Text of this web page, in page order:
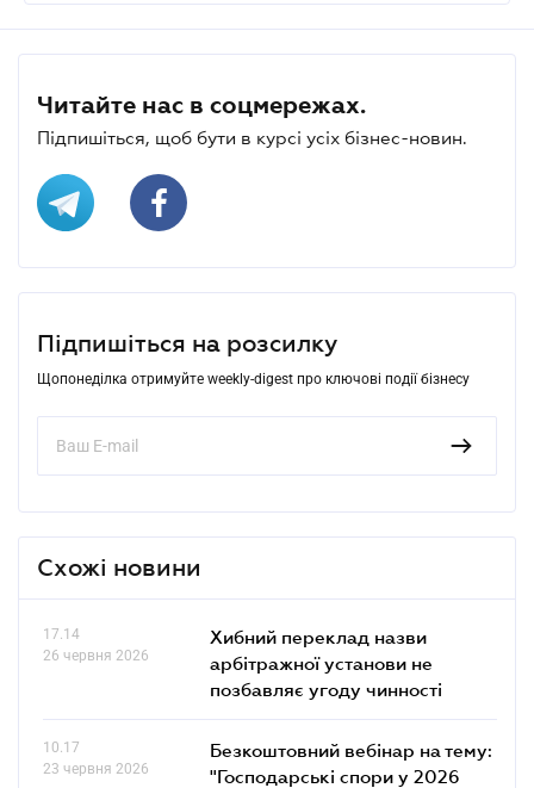
Читайте нас в соцмережах.
Підпишіться, щоб бути в курсі усіх бізнес-новин.
Підпишіться на розсилку
Щопонеділка отримуйте weekly-digest про ключові події бізнесу
Схожі новини
17.14
26 червня 2026
Хибний переклад назви
арбітражної установи не
позбавляє угоду чинності
10.17
23 червня 2026
Безкоштовний вебінар на тему:
"Господарські спори у 2026